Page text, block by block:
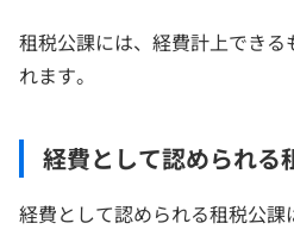
租税公課には、経費計上でき
れます。
経費として認められる
経費として認められる租税公課